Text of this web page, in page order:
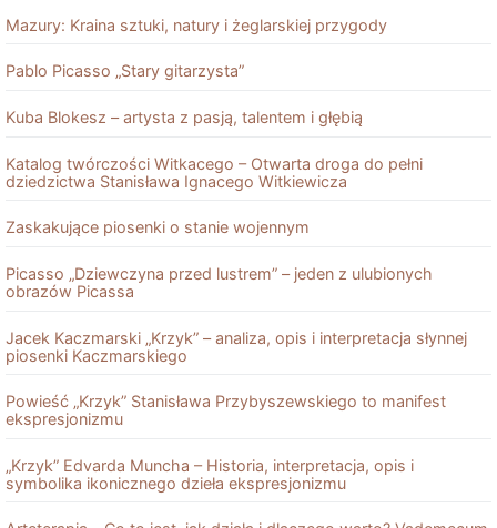
Mazury: Kraina sztuki, natury i żeglarskiej przygody
Pablo Picasso „Stary gitarzysta”
Kuba Blokesz – artysta z pasją, talentem i głębią
Katalog twórczości Witkacego – Otwarta droga do pełni
dziedzictwa Stanisława Ignacego Witkiewicza
Zaskakujące piosenki o stanie wojennym
Picasso „Dziewczyna przed lustrem” – jeden z ulubionych
obrazów Picassa
Jacek Kaczmarski „Krzyk” – analiza, opis i interpretacja słynnej
piosenki Kaczmarskiego
Powieść „Krzyk” Stanisława Przybyszewskiego to manifest
ekspresjonizmu
„Krzyk” Edvarda Muncha – Historia, interpretacja, opis i
symbolika ikonicznego dzieła ekspresjonizmu